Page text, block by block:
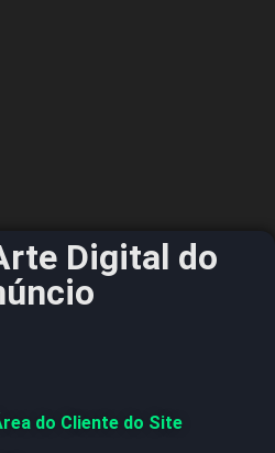
Digital do
do Cliente do Site